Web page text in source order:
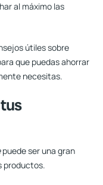
al máximo las
útiles sobre
que puedas ahorrar
necesitas.
puede ser una gran
productos.